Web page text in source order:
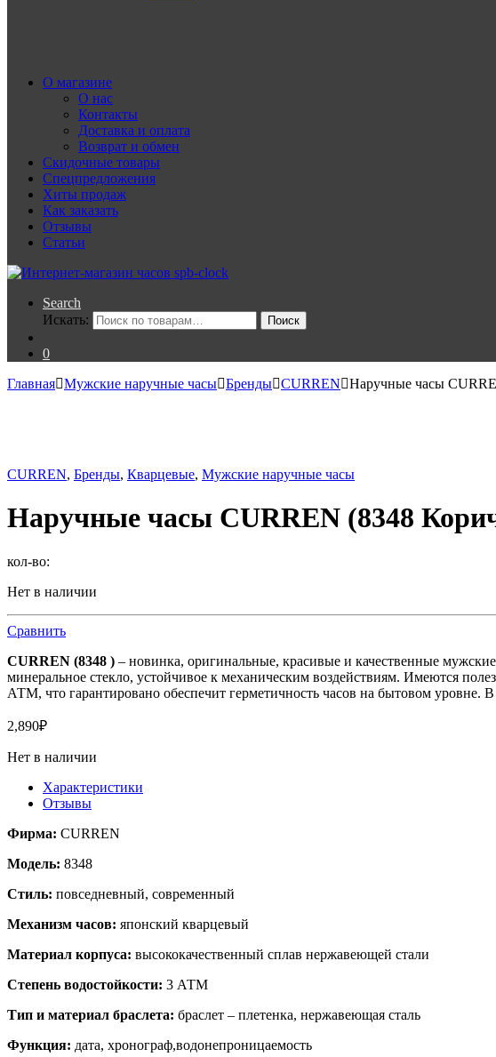
О магазине
О нас
Контакты
Доставка и оплата
Возврат и обмен
Скидочные товары
Спецпредложения
Хиты продаж
Как заказать
Отзывы
Статьи
Search
Искать:
Поиск
0
Главная Мужские наручные часы Бренды CURREN Наручные часы
CURREN, Бренды, Кварцевые, Мужские наручные часы
Наручные часы CURREN (8348
кол-во:
Нет в наличии
Сравнить
CURREN (8348 ) – новинка, оригинальные, красивые и качественные
минеральное стекло, устойчивое к механическим воздействиям. Имеются
АТМ, что гарантировано обеспечит герметичность часов на бытовом уровне.
2,890₽
Нет в наличии
Характеристики
Отзывы
Фирма: CURREN
Модель: 8348
Стиль: повседневный, современный
Механизм часов: японский кварцевый
Материал корпуса: высококачественный сплав нержавеющей стали
Степень водостойкости: 3 АТМ
Тип и материал браслета: браслет – плетенка, нержавеющая сталь
Функция: дата, хронограф,водонепроницаемость